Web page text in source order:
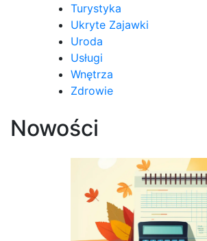
Turystyka
Ukryte Zajawki
Uroda
Usługi
Wnętrza
Zdrowie
Nowości